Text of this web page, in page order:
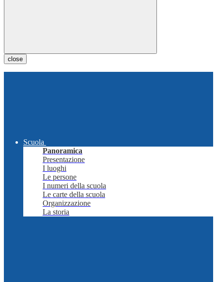
close
Scuola
Panoramica
Presentazione
I luoghi
Le persone
I numeri della scuola
Le carte della scuola
Organizzazione
La storia